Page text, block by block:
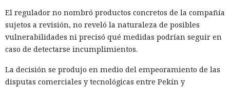
El regulador no nombró productos concretos de la compañía
sujetos a revisión, no reveló la naturaleza de posibles
vulnerabilidades ni precisó qué medidas podrían seguir en
caso de detectarse incumplimientos.
La decisión se produjo en medio del empeoramiento de las
disputas comerciales y tecnológicas entre Pekín y